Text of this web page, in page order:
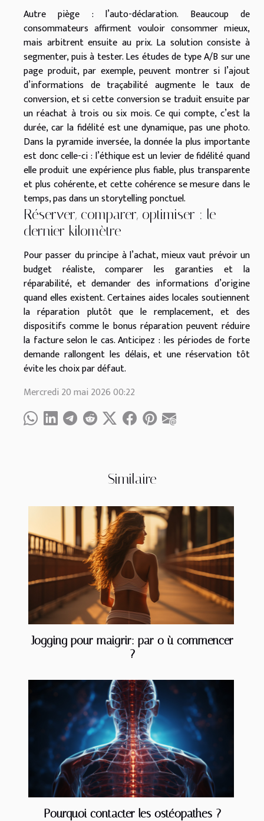
Similaire
Jogging pour maigrir: par o ù commencer
?
Pourquoi contacter les ostéopathes ?
Autre piège : l’auto-déclaration. Beaucoup de
consommateurs affirment vouloir consommer mieux,
mais arbitrent ensuite au prix. La solution consiste à
segmenter, puis à tester. Les études de type A/B sur une
page produit, par exemple, peuvent montrer si l’ajout
d’informations de traçabilité augmente le taux de
conversion, et si cette conversion se traduit ensuite par
un réachat à trois ou six mois. Ce qui compte, c’est la
durée, car la fidélité est une dynamique, pas une photo.
Dans la pyramide inversée, la donnée la plus importante
est donc celle-ci : l’éthique est un levier de fidélité quand
elle produit une expérience plus fiable, plus transparente
et plus cohérente, et cette cohérence se mesure dans le
temps, pas dans un storytelling ponctuel.
Réserver, comparer, optimiser : le
dernier kilomètre
Pour passer du principe à l’achat, mieux vaut prévoir un
budget réaliste, comparer les garanties et la
réparabilité, et demander des informations d’origine
quand elles existent. Certaines aides locales soutiennent
la réparation plutôt que le remplacement, et des
dispositifs comme le bonus réparation peuvent réduire
la facture selon le cas. Anticipez : les périodes de forte
demande rallongent les délais, et une réservation tôt
évite les choix par défaut.
Mercredi 20 mai 2026 00:22